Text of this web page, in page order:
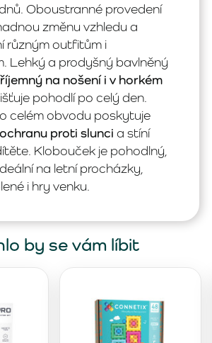
Oboustranné provedení
změnu vzhledu a
různým outfitům i
Lehký a prodyšný bavlněný
na nošení i v horkém
pohodlí po celý den.
celém obvodu poskytuje
proti slunci a stíní
Klobouček je pohodlný,
na letní procházky,
i hry venku.
by se vám líbit